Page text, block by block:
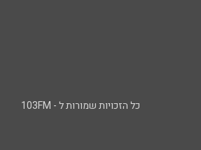
כל הזכויות שמורות ל - 103FM